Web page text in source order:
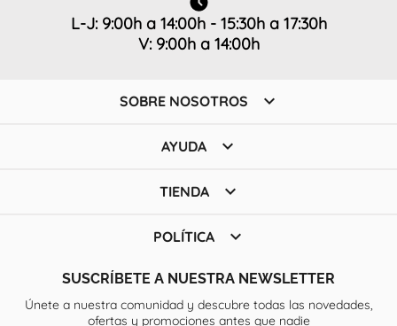
L-J: 9:00h a 14:00h - 15:30h a 17:30h
V: 9:00h a 14:00h
SOBRE NOSOTROS 
AYUDA 
TIENDA 
POLÍTICA 
SUSCRÍBETE A NUESTRA NEWSLETTER
Únete a nuestra comunidad y descubre todas las novedades,
ofertas y promociones antes que nadie